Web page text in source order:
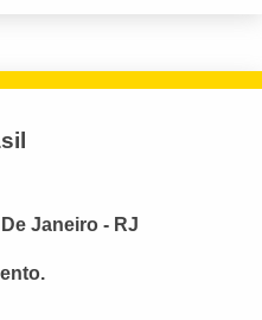
Janeiro - RJ